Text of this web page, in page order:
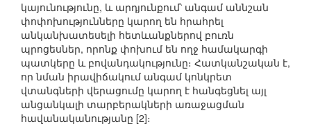
կայունությունը, և արդյունքում՝ անգամ աննշան
փոփոխությունները կարող են հրահրել
անկանխատեսելի հետևանքներով բուռն
պրոցեսներ, որոնք փոխում են ողջ համակարգի
պատկերը և բովանդակությունը։ Հատկանշական է,
որ նման իրավիճակում անգամ կոնկրետ
վտանգների վերացումը կարող է հանգեցնել այլ
անցանկալի տարբերակների առաջացման
հավանականությանը [2]։